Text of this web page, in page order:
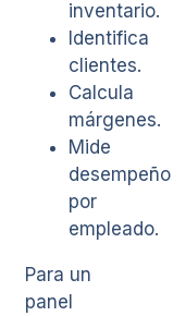
inventario.
Identifica
clientes.
Calcula
márgenes.
Mide
desempeño
por
empleado.
Para un
panel